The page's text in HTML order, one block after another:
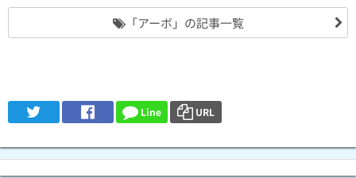
「アーボ」の記事一覧
Line URL